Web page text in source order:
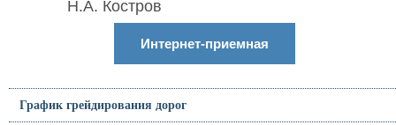
Н.А. Костров
Интернет-приемная
График грейдирования дорог